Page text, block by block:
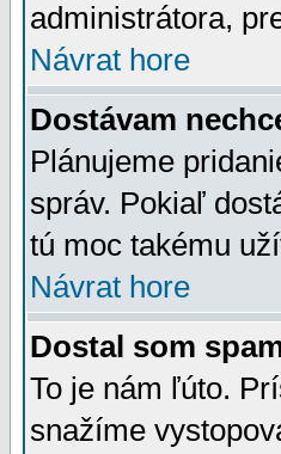
administrátora,
Návrat hore
Dostávam
Plánujeme
správ. Pokiaľ
tú moc takému
Návrat hore
Dostal som
To je nám ľúto.
snažíme